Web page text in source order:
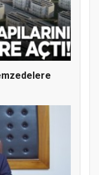
ZİYARET